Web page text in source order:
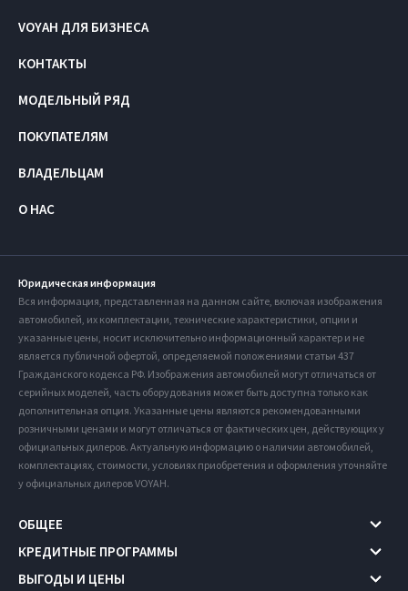
VOYAH ДЛЯ БИЗНЕСА
КОНТАКТЫ
МОДЕЛЬНЫЙ РЯД
ПОКУПАТЕЛЯМ
ВЛАДЕЛЬЦАМ
О НАС
Юридическая информация
Вся информация, представленная на данном сайте, включая изображения
автомобилей, их комплектации, технические характеристики, опции и
указанные цены, носит исключительно информационный характер и не
является публичной офертой, определяемой положениями статьи 437
Гражданского кодекса РФ. Изображения автомобилей могут отличаться от
серийных моделей, часть оборудования может быть доступна только как
дополнительная опция. Указанные цены являются рекомендованными
розничными ценами и могут отличаться от фактических цен, действующих у
официальных дилеров. Актуальную информацию о наличии автомобилей,
комплектациях, стоимости, условиях приобретения и оформления уточняйте
у официальных дилеров VOYAH.
ОБЩЕЕ
КРЕДИТНЫЕ ПРОГРАММЫ
ВЫГОДЫ И ЦЕНЫ